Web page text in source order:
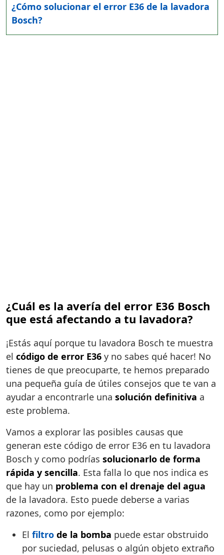
¿Cómo solucionar el error E36 de la lavadora
Bosch?
¿Cuál es la avería del error E36 Bosch
que está afectando a tu lavadora?
¡Estás aquí porque tu lavadora Bosch te muestra
el código de error E36 y no sabes qué hacer! No
tienes de que preocuparte, te hemos preparado
una pequeña guía de útiles consejos que te van a
ayudar a encontrarle una solución definitiva a
este problema.
Vamos a explorar las posibles causas que
generan este código de error E36 en tu lavadora
Bosch y como podrías solucionarlo de forma
rápida y sencilla. Esta falla lo que nos indica es
que hay un problema con el drenaje del agua
de la lavadora. Esto puede deberse a varias
razones, como por ejemplo:
El filtro de la bomba puede estar obstruido
por suciedad, pelusas o algún objeto extraño